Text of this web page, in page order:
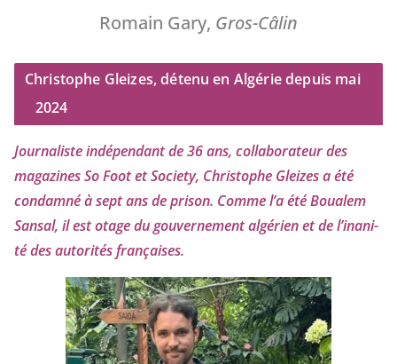
Romain Gary, Gros-Câlin
Christophe Gleizes, détenu en Algérie depuis mai
2024
Journaliste indé­pen­dant de36ans, col­la­bo­ra­teur des
maga­zines So Foot et Society, Christophe Gleizesa été
condam­né à sept ans de pri­son. Comme l’a été Boualem
Sansal, il est otage du gou­ver­ne­ment algé­rien et de l’i­na­ni­
té des auto­ri­tés françaises.